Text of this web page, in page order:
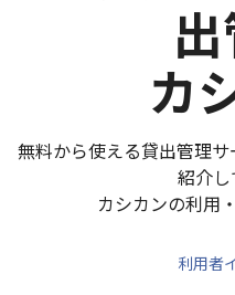
カ
無料から使える貸出管理
紹介し
カシカンの利用
利用者